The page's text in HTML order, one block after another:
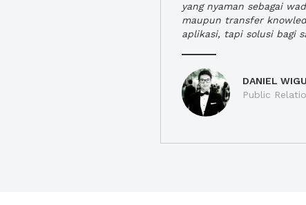
yang nyaman sebagai
maupun transfer
aplikasi, tapi solusi bagi
DANIEL
Public